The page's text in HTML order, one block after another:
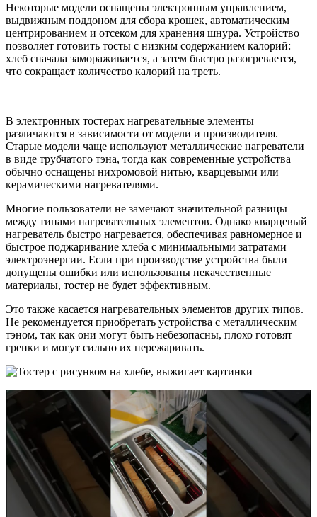
Некоторые модели оснащены электронным управлением,
выдвижным поддоном для сбора крошек, автоматическим
центрированием и отсеком для хранения шнура. Устройство
позволяет готовить тосты с низким содержанием калорий:
хлеб сначала замораживается, а затем быстро разогревается,
что сокращает количество калорий на треть.
В электронных тостерах нагревательные элементы
различаются в зависимости от модели и производителя.
Старые модели чаще используют металлические нагреватели
в виде трубчатого тэна, тогда как современные устройства
обычно оснащены нихромовой нитью, кварцевыми или
керамическими нагревателями.
Многие пользователи не замечают значительной разницы
между типами нагревательных элементов. Однако кварцевый
нагреватель быстро нагревается, обеспечивая равномерное и
быстрое поджаривание хлеба с минимальными затратами
электроэнергии. Если при производстве устройства были
допущены ошибки или использованы некачественные
материалы, тостер не будет эффективным.
Это также касается нагревательных элементов других типов.
Не рекомендуется приобретать устройства с металлическим
тэном, так как они могут быть небезопасны, плохо готовят
гренки и могут сильно их пережаривать.